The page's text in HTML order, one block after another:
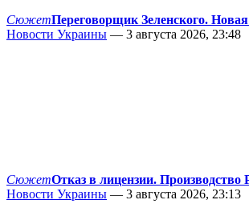
СюжетПереговорщик Зеленского.
Новости Украины — 3 августа 2026, 23:48
СюжетОтказ в лицензии. Производство
Новости Украины — 3 августа 2026, 23:13